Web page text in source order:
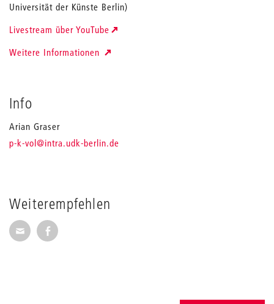
Weiterempfehlen
Seite per E-Mail weiterempfehlen
Seite auf Facebook weiterempfehlen
Universität der Künste Berlin)
Livestream über YouTube
Weitere Informationen
Info
Arian Graser
p-k-vol_
@intra.udk-berlin.de